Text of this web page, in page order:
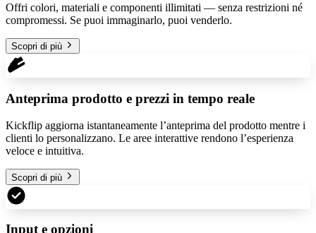
Offri colori, materiali e componenti illimitati — senza restrizioni né
compromessi. Se puoi immaginarlo, puoi venderlo.
Scopri di più
Anteprima prodotto e prezzi in tempo reale
Kickflip aggiorna istantaneamente l’anteprima del prodotto mentre i
clienti lo personalizzano. Le aree interattive rendono l’esperienza
veloce e intuitiva.
Scopri di più
Input e opzioni